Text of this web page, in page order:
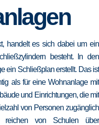
handelt es sich dabei um ein
besteht. In den
ein Schließplan erstellt. Das ist
als für eine Wohnanlage mit
und Einrichtungen, die mit
von Personen zugänglich
reichen von Schulen über